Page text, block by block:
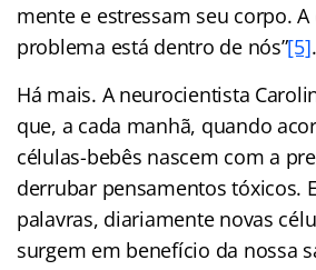
mente e estressam seu corpo. A
problema está dentro de nós”[5].
Há mais. A neurocientista
que, a cada manhã, quando
células-bebês nascem com a
derrubar pensamentos tóxicos.
palavras, diariamente novas
surgem em benefício da nossa